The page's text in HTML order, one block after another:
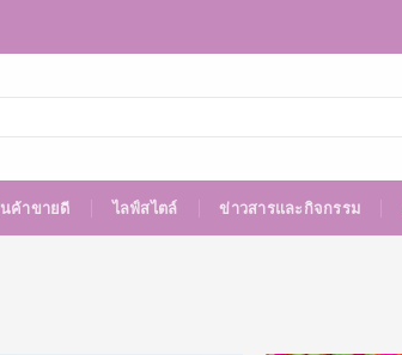
ค้าขายดี ไลฟ์สไตล์ ข่าวสารและกิจกรรม